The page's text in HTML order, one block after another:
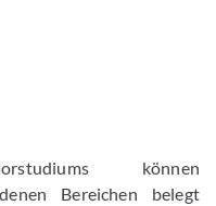
können
Bereichen belegt